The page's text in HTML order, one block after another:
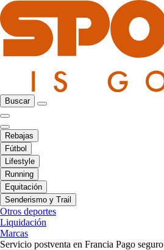
Buscar
Rebajas
Fútbol
Lifestyle
Running
Equitación
Senderismo y Trail
Otros deportes
Liquidación
Marcas
Servicio postventa en Francia Pago seguro